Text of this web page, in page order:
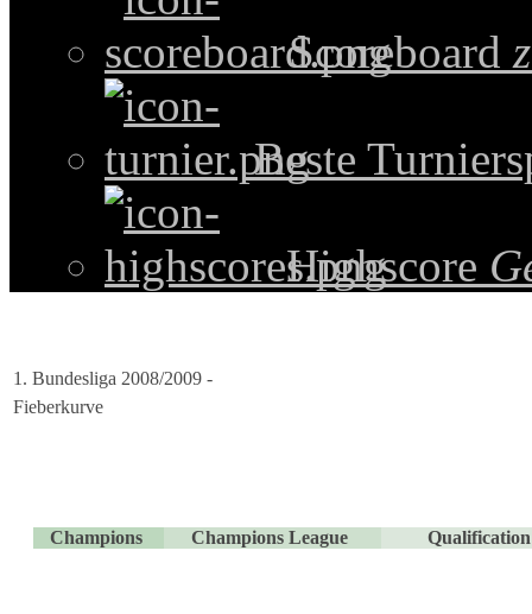
Scoreboard
Beste
Highscore
1. Bundesliga 2008/2009 -
Fieberkurve
Champions Champions League